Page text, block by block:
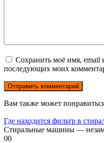
Сохранить моё имя, email
последующих моих
Вам также может
Где находится фильтр в
Стиральные машины —
00